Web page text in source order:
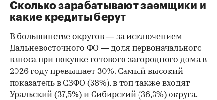
Сколько зарабатывают заемщики и
какие кредиты берут
В большинстве округов — за исключением
Дальневосточного ФО — доля первоначального
взноса при покупке готового загородного дома в
2026 году превышает 30%. Самый высокий
показатель в СЗФО (38%), в топ также входят
Уральский (37,5%) и Сибирский (36,3%) округа.